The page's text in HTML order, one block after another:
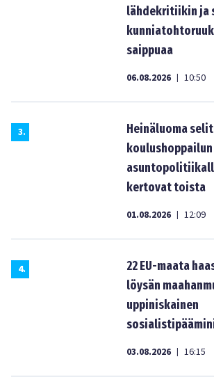
lähdekritiikin ja
saippuaa
06.08.2026 | 10:50
3.
Heinäluoma
koulushoppailun
kertovat toista
01.08.2026 | 12:09
4.
22 EU-maata
löysän
uppiniskainen
03.08.2026 | 16:15